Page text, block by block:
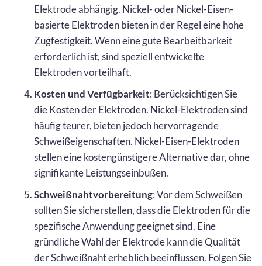
Elektrode abhängig. Nickel- oder Nickel-Eisen-
basierte Elektroden bieten in der Regel eine hohe
Zugfestigkeit. Wenn eine gute Bearbeitbarkeit
erforderlich ist, sind speziell entwickelte
Elektroden vorteilhaft.
Kosten und Verfügbarkeit: Berücksichtigen Sie
die Kosten der Elektroden. Nickel-Elektroden sind
häufig teurer, bieten jedoch hervorragende
Schweißeigenschaften. Nickel-Eisen-Elektroden
stellen eine kostengünstigere Alternative dar, ohne
signifikante Leistungseinbußen.
Schweißnahtvorbereitung: Vor dem Schweißen
sollten Sie sicherstellen, dass die Elektroden für die
spezifische Anwendung geeignet sind. Eine
gründliche Wahl der Elektrode kann die Qualität
der Schweißnaht erheblich beeinflussen. Folgen Sie